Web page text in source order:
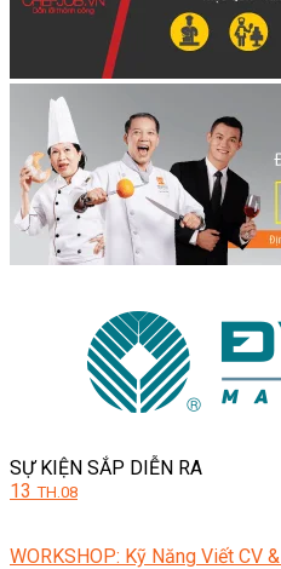
SỰ KIỆN SẮP DIỄN RA
13 TH.08
WORKSHOP: Kỹ Năng Viết CV